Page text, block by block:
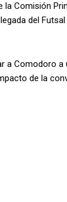
Comisión
del
a Comodoro
de la